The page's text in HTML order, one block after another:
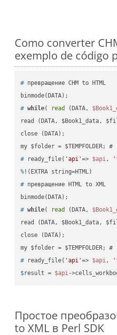
Como converter
exemplo de código
# превращение CHM to HTML
# while( read (DATA,
read (DATA, $Book1_data,
close (DATA);
# ready_file( 'api'=> $api,
% !(EXTRA string=HTML)
# превращение HTML to XML
# while( read (DATA,
read (DATA, $Book1_data,
close (DATA);
# ready_file( 'api'=> $api,
$result = $api-
Простое
to XML в Perl SDK